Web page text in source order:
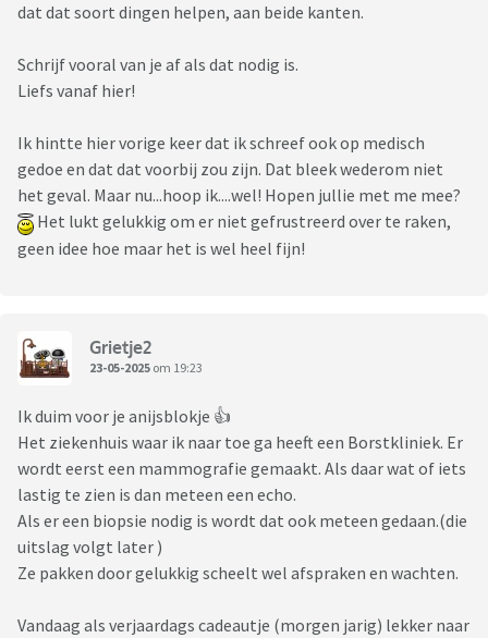
dat dat soort dingen helpen, aan beide kanten.
Schrijf vooral van je af als dat nodig is.
Liefs vanaf hier!
Ik hintte hier vorige keer dat ik schreef ook op medisch
gedoe en dat dat voorbij zou zijn. Dat bleek wederom niet
het geval. Maar nu...hoop ik....wel! Hopen jullie met me mee?
Het lukt gelukkig om er niet gefrustreerd over te raken,
geen idee hoe maar het is wel heel fijn!
Grietje2
23-05-2025 om 19:23
Ik duim voor je anijsblokje 👍
Het ziekenhuis waar ik naar toe ga heeft een Borstkliniek. Er
wordt eerst een mammografie gemaakt. Als daar wat of iets
lastig te zien is dan meteen een echo.
Als er een biopsie nodig is wordt dat ook meteen gedaan.(die
uitslag volgt later )
Ze pakken door gelukkig scheelt wel afspraken en wachten.
Vandaag als verjaardags cadeautje (morgen jarig) lekker naar